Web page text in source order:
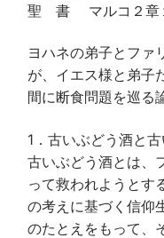
聖 書 マルコ２章
ヨハネの弟子とファ
が、イエス様と弟子
間に断食問題を巡る
1．古いぶどう酒と
古いぶどう酒とは、
って救われようとす
の考えに基づく信仰
のたとえをもって、